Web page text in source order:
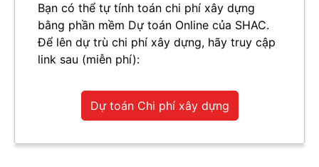
Bạn có thể tự tính toán chi phí xây dựng
bằng phần mềm Dự toán Online của SHAC.
Để lên dự trù chi phí xây dựng, hãy truy cập
link sau (miễn phí):
Dự toán Chi phí xây dựng